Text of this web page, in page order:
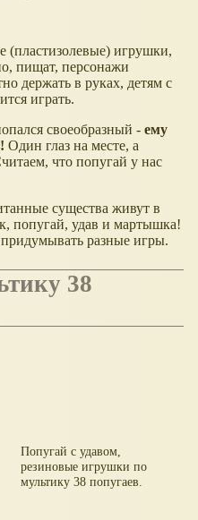
(пластизолевые) игрушки,
пищат, персонажи
держать в руках, детям с
играть.
своеобразный - ему
Один глаз на месте, а
что попугай у нас
существа живут в
попугай, удав и мартышка!
разные игры.
Попугай с удавом,
резиновые игрушки по
мультику 38 попугаев.